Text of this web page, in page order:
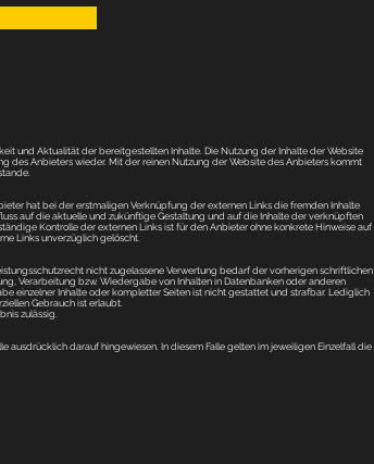
und Aktualität der bereitgestellten Inhalte. Die Nutzung der Inhalte der Website
des Anbieters wieder. Mit der reinen Nutzung der Website des Anbieters kommt
hat bei der erstmaligen Verknüpfung der externen Links die fremden Inhalte
auf die aktuelle und zukünftige Gestaltung und auf die Inhalte der verknüpften
Kontrolle der externen Links ist für den Anbieter ohne konkrete Hinweise auf
Links unverzüglich gelöscht.
nicht zugelassene Verwertung bedarf der vorherigen schriftlichen
Verarbeitung bzw. Wiedergabe von Inhalten in Datenbanken oder anderen
einzelner Inhalte oder kompletter Seiten ist nicht gestattet und strafbar. Lediglich
Gebrauch ist erlaubt.
zulässig.
darauf hingewiesen. In diesem Falle gelten im jeweiligen Einzelfall die